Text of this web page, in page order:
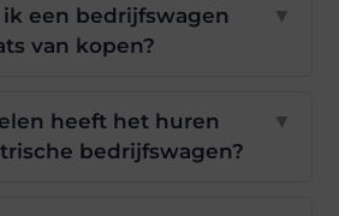
ik een bedrijfswagen
van kopen?
▼
heeft het huren
bedrijfswagen?
▼